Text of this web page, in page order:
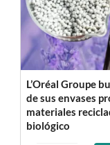
L’Oréal Groupe
de sus envases
materiales
biológico